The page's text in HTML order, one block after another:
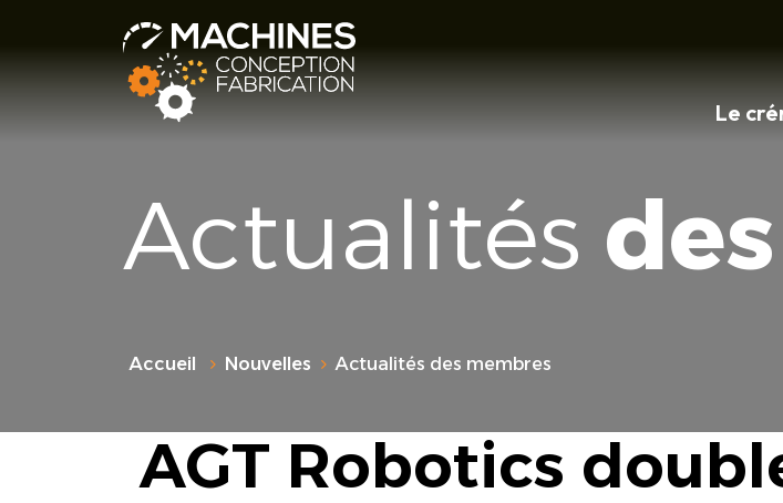
Le
Actualités
Accueil Nouvelles Actualités des membres
AGT Robotics